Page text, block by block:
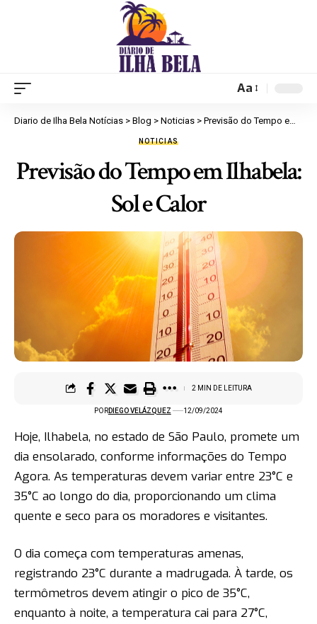
Aa
Diario de Ilha Bela Notícias > Blog > Noticias > Previsão do Tempo em Ilhabela: Sol e Calor
NOTICIAS
Previsão do Tempo em Ilhabela:
Sol e Calor
PORDIEGO VELÁZQUEZ 12/09/2024
2 MIN DE LEITURA
Hoje, Ilhabela, no estado de São Paulo, promete um
dia ensolarado, conforme informações do Tempo
Agora. As temperaturas devem variar entre 23°C e
35°C ao longo do dia, proporcionando um clima
quente e seco para os moradores e visitantes.
O dia começa com temperaturas amenas,
registrando 23°C durante a madrugada. À tarde, os
termômetros devem atingir o pico de 35°C,
enquanto à noite, a temperatura cai para 27°C,